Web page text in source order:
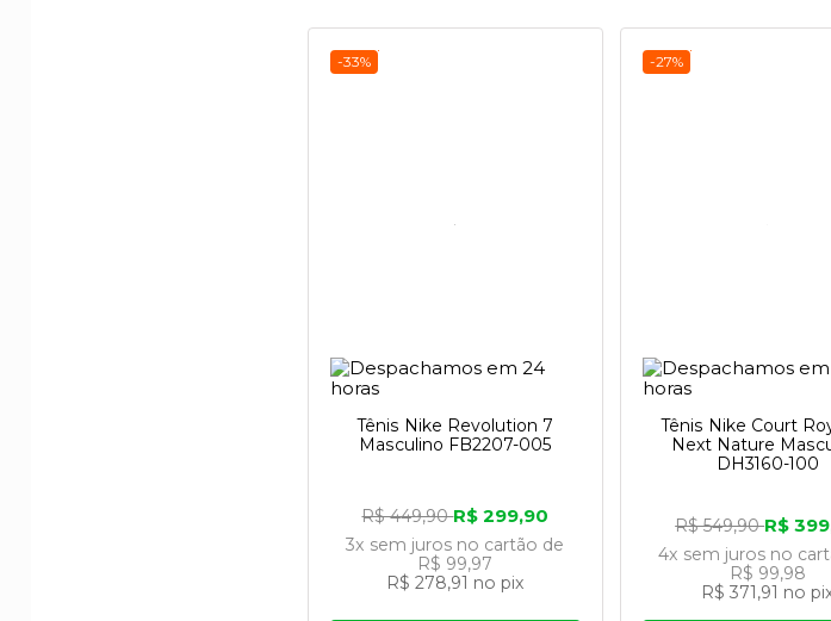
Seu movimento "Feito pra Jogar" tem um
possam desfrutar de vidas mais saudáveis,
-33%
Tênis Nike Revolution 7
Masculino FB2207-005
R$ 449,90R$ 299,90
3x sem juros no cartão de
R$ 99,97
R$ 278,91 no pix
-27%
Tênis Nike Court
Next Nature
DH3160-100
R$ 549,90R$
4x sem juros no
R$ 99,98
R$ 371,91 no